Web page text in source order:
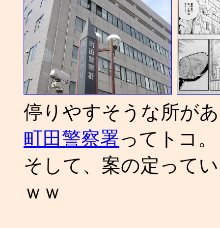
停りやすそうな所が
町田警察署ってトコ。
そして、案の定って
ｗｗ